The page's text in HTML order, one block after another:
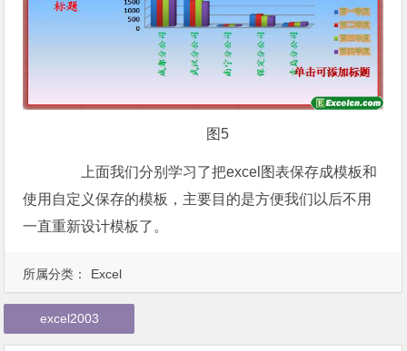
图5
上面我们分别学习了把excel图表保存成模板和
使用自定义保存的模板，主要目的是方便我们以后不用
一直重新设计模板了。
所属分类： Excel
excel2003